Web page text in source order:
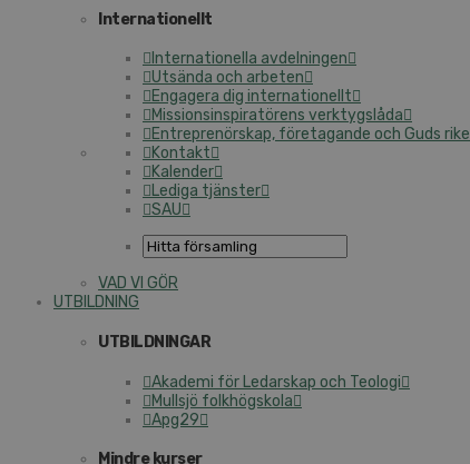
Internationellt
Internationella avdelningen
Utsända och arbeten
Engagera dig internationellt
Missionsinspiratörens verktygslåda
Entreprenörskap, företagande och Guds rike
Kontakt
Kalender
Lediga tjänster
SAU
VAD VI GÖR
UTBILDNING
UTBILDNINGAR
Akademi för Ledarskap och Teologi
Mullsjö folkhögskola
Apg29
Mindre kurser